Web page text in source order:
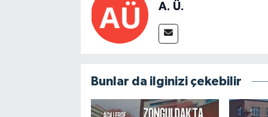
A. Ü.
Bunlar da ilginizi çekebilir